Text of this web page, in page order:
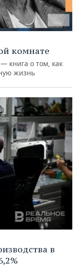
комнате
книга о том, как
жизнь
в